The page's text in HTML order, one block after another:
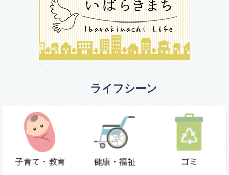
ライフシーン